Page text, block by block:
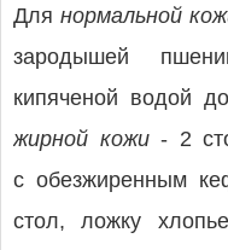
Длянормальной
зародышей
кипяченой водой
жирной кожи- 2
с обезжиренным
стол, ложку